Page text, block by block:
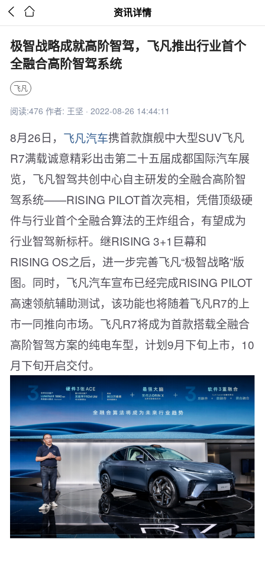
  资讯详情
极智战略成就高阶智驾，飞凡推出行业首个
全融合高阶智驾系统
飞凡
阅读:476 作者: 王坚 · 2022-08-26 14:44:11
8月26日， 飞凡汽车携首款旗舰中大型SUV飞凡
R7满载诚意精彩出击第二十五届成都国际汽车展
览，飞凡智驾共创中心自主研发的全融合高阶智
驾系统——RISING PILOT首次亮相，凭借顶级硬
件与行业首个全融合算法的王炸组合，有望成为
行业智驾新标杆。继RISING 3+1巨幕和
RISING OS之后，进一步完善飞凡“极智战略”版
图。同时，飞凡汽车宣布已经完成RISING PILOT
高速领航辅助测试，该功能也将随着飞凡R7的上
市一同推向市场。飞凡R7将成为首款搭载全融合
高阶智驾方案的纯电车型，计划9月下旬上市，10
月下旬开启交付。